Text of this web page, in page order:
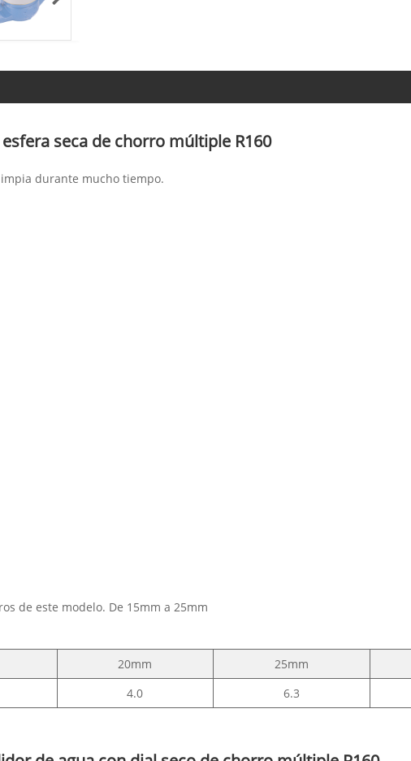
seca de chorro múltiple R160
durante mucho tiempo.
de este modelo. De 15mm a 25mm
20mm 25mm
4.0
6.3